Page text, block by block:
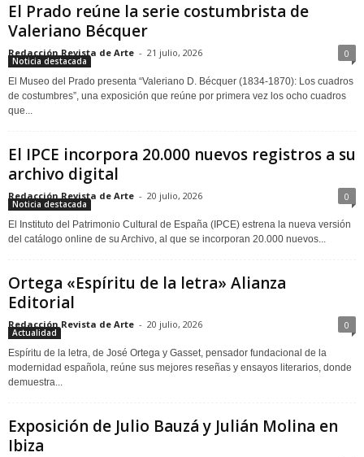
El Prado reúne la serie costumbrista de
Valeriano Bécquer
Redacción Revista de Arte - 21 julio, 2026 0
Noticia destacada
El Museo del Prado presenta “Valeriano D. Bécquer (1834-1870): Los cuadros
de costumbres”, una exposición que reúne por primera vez los ocho cuadros
que...
El IPCE incorpora 20.000 nuevos registros a su
archivo digital
Redacción Revista de Arte - 20 julio, 2026 0
Noticia destacada
El Instituto del Patrimonio Cultural de España (IPCE) estrena la nueva versión
del catálogo online de su Archivo, al que se incorporan 20.000 nuevos...
Ortega «Espíritu de la letra» Alianza
Editorial
Redacción Revista de Arte - 20 julio, 2026 0
Actualidad
Espíritu de la letra, de José Ortega y Gasset, pensador fundacional de la
modernidad española, reúne sus mejores reseñas y ensayos literarios, donde
demuestra...
Exposición de Julio Bauzá y Julián Molina en
Ibiza